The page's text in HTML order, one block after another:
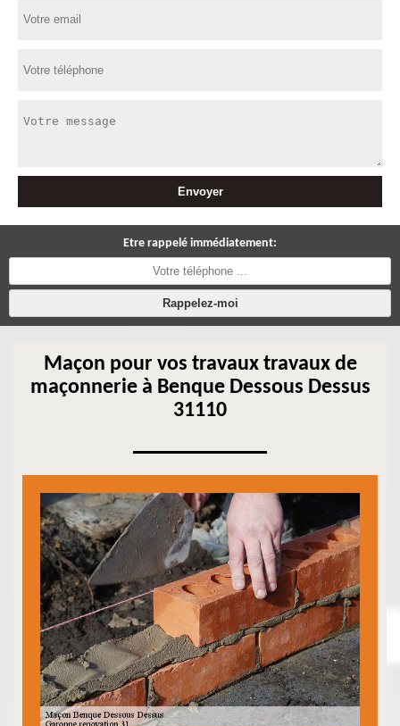
Etre rappelé immédiatement:
Maçon pour vos travaux travaux de
maçonnerie à Benque Dessous Dessus
31110